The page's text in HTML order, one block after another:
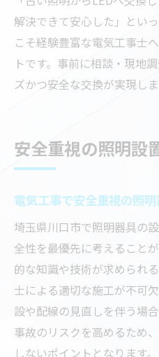
解決できて安心した」とい
こそ経験豊富な電気工事士
トです。事前に相談・現地
ズかつ安全な交換が実現しま
安全重視の照明設
電気工事で安全重視の照
埼玉県川口市で照明器具の
全性を最優先に考えること
的な知識や技術が求められ
士による適切な施工が不可
設や配線の見直しを伴う場
事故のリスクを高めるため
しないポイントとなります。